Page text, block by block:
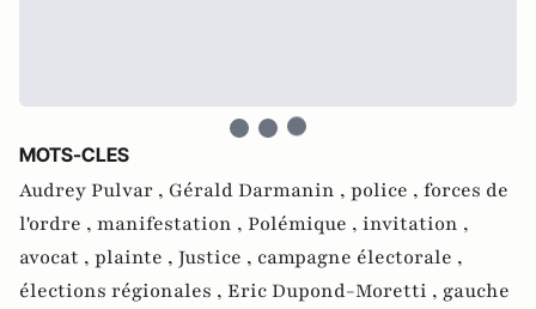
MOTS-CLES
Audrey Pulvar , Gérald Darmanin , police , forces de
l'ordre , manifestation , Polémique , invitation ,
avocat , plainte , Justice , campagne électorale ,
élections régionales , Eric Dupond-Moretti , gauche